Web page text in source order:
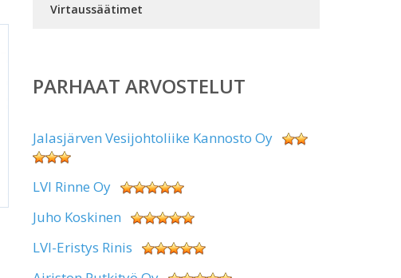
Virtaussäätimet
PARHAAT ARVOSTELUT
Jalasjärven Vesijohtoliike Kannosto Oy
LVI Rinne Oy
Juho Koskinen
LVI-Eristys Rinis